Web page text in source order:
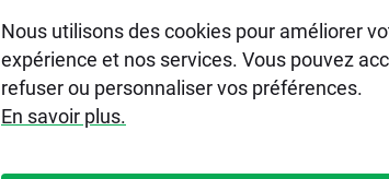
Nous utilisons des cookies pour améliorer
expérience et nos services. Vous pouvez
refuser ou personnaliser vos préférences.
En savoir plus.